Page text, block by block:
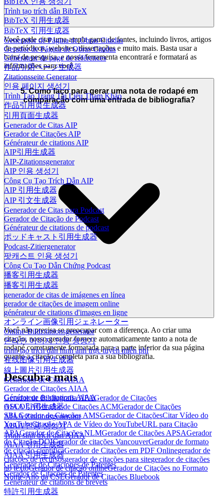
Trình tạo trích dẫn BibTeX
BibTeX 引用生成器
BibTeX 引用生成器
Generador de Página de Obras Citadas
Gerador de Página de Obras Citadas
Générateur de page de références
作品引用ページ生成器
Zitationsseite Generator
인용 페이지 생성기
Trình Tạo Trang Tài Liệu Tham Khảo
作品引用页生成器
引用頁面生成器
Generador de Citas AIP
Gerador de Citações AIP
Générateur de citations AIP
AIP引用生成器
AIP-Zitationsgenerator
AIP 인용 생성기
Công Cụ Tạo Trích Dẫn AIP
AIP 引用生成器
AIP 引文生成器
Generador de Citas para Podcast
Gerador de Citação de Podcast
Générateur de citations de podcast
ポッドキャスト引用生成器
Podcast-Zitiergenerator
팟캐스트 인용 생성기
Công Cụ Tạo Dẫn Chứng Podcast
播客引用生成器
播客引用生成器
generador de citas de imágenes en línea
gerador de citações de imagem online
générateur de citations d'images en ligne
オンライン画像引用ジェネレーター
Online-Bildzitationsgenerator
온라인 이미지 인용 생성기
trình tạo trích dẫn hình ảnh trực tuyến miễn phí
在线图像引用生成器
線上圖片引用生成器
Generador de Citas AIAA
Gerador de Citações AIAA
Générateur de citations AIAA
AIAA 引用生成器
AIAA Zitationsgenerator
AIAA 인용 생성기
Trình sinh trích dẫn AIAA
AIAA 引用生成器
AIAA 引用生成器
Generador de Citaciones de Patentes
Gerador de Citações de Patentes
Générateur de citations de brevets
特許引用生成器
Você pode citar uma ampla gama de fontes, incluindo livros, artigos
de periódicos, websites, dissertações e muito mais. Basta usar a
barra de pesquisa, e nossa ferramenta encontrará e formatará as
informações para você.
5. Como faço para gerar uma nota de rodapé em
comparação com uma entrada de bibliografia?
Você não precisa se preocupar com a diferença. Ao criar uma
citação, nosso gerador fornece automaticamente tanto a nota de
rodapé corretamente formatada para a parte inferior da sua página
quanto a citação completa para a sua bibliografia.
Descubra mais
Gerador de Bibliografia APAGerador de Citações
OSCOLAGerador de Citações ACMGerador de Citações
SBLGerador de Citações AMSGerador de CitaçõesCitar Vídeo do
YouTubeCitação APA de Vídeo do YouTubeURL para Citação
APAGerador de Citações NLMGerador de Citações APSAGerador
de Citação DOIGerador de citações VancouverGerador de formato
de citação científicaGerador de Citações em PDF Onlinegerador de
citações de recursosgerador de citações para sitegerador de citações
no textoGerador de citação onlineGerador de Citações no Formato
Nome-Ano da CSEGerador de Citações Bluebook